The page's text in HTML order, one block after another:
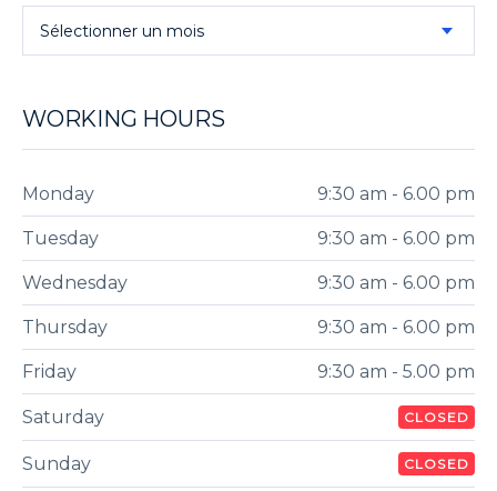
Sélectionner un mois
WORKING HOURS
Monday 9:30 am - 6.00 pm
Tuesday 9:30 am - 6.00 pm
Wednesday 9:30 am - 6.00 pm
Thursday 9:30 am - 6.00 pm
Friday 9:30 am - 5.00 pm
Saturday CLOSED
Sunday CLOSED